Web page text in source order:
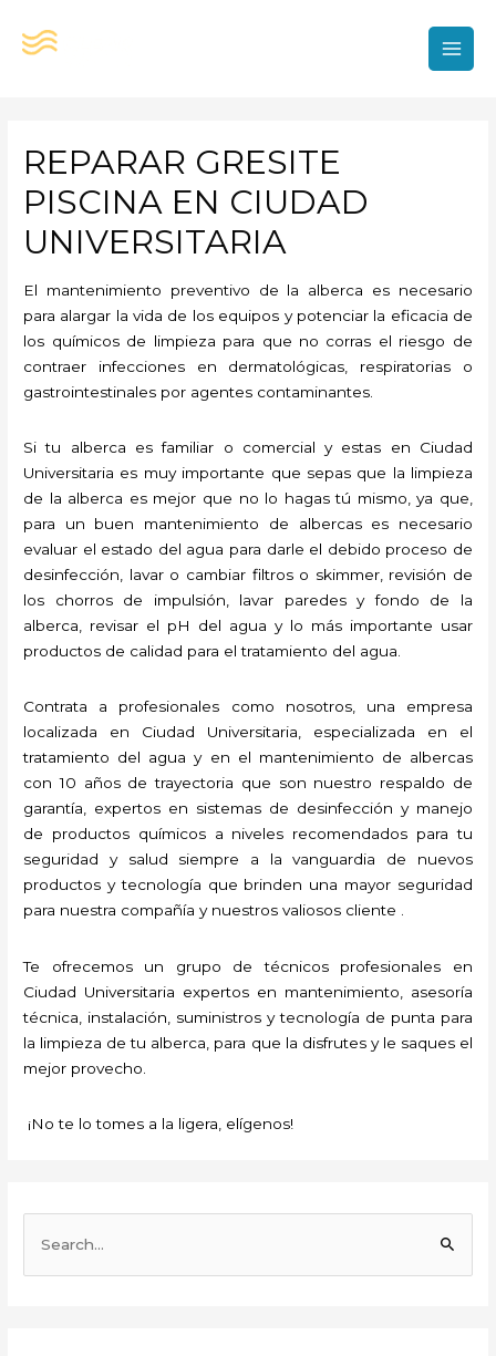
REPARAR GRESITE
PISCINA EN CIUDAD
UNIVERSITARIA
El mantenimiento preventivo de la alberca es necesario
para alargar la vida de los equipos y potenciar la eficacia de
los químicos de limpieza para que no corras el riesgo de
contraer infecciones en dermatológicas, respiratorias o
gastrointestinales por agentes contaminantes.
Si tu alberca es familiar o comercial y estas en Ciudad
Universitaria es muy importante que sepas que la limpieza
de la alberca es mejor que no lo hagas tú mismo, ya que,
para un buen mantenimiento de albercas es necesario
evaluar el estado del agua para darle el debido proceso de
desinfección, lavar o cambiar filtros o skimmer, revisión de
los chorros de impulsión, lavar paredes y fondo de la
alberca, revisar el pH del agua y lo más importante usar
productos de calidad para el tratamiento del agua.
Contrata a profesionales como nosotros, una empresa
localizada en Ciudad Universitaria, especializada en el
tratamiento del agua y en el mantenimiento de albercas
con 10 años de trayectoria que son nuestro respaldo de
garantía, expertos en sistemas de desinfección y manejo
de productos químicos a niveles recomendados para tu
seguridad y salud siempre a la vanguardia de nuevos
productos y tecnología que brinden una mayor seguridad
para nuestra compañía y nuestros valiosos cliente .
Te ofrecemos un grupo de técnicos profesionales en
Ciudad Universitaria expertos en mantenimiento, asesoría
técnica, instalación, suministros y tecnología de punta para
la limpieza de tu alberca, para que la disfrutes y le saques el
mejor provecho.
¡No te lo tomes a la ligera, elígenos!